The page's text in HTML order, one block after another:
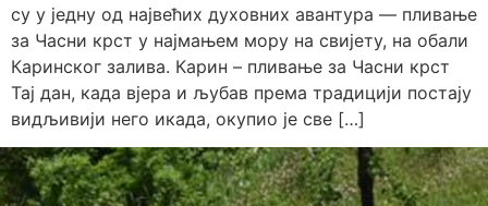
су у једну од највећих духовних авантура — пливање
за Часни крст у најмањем мору на свијету, на обали
Каринског залива. Карин – пливање за Часни крст
Тај дан, када вјера и љубав према традицији постају
видљивији него икада, окупио је све […]